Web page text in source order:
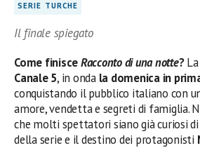
SERIE TURCHE
Il finale spiegato
Come finisceRacconto di una notte?La
Canale 5, in onda la domenica in
conquistando il pubblico italiano con
amore, vendetta e segreti di famiglia.
che molti spettatori siano già curiosi
della serie e il destino dei protagonisti